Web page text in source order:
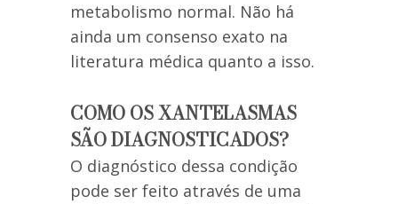
metabolismo normal. Não há
ainda um consenso exato na
literatura médica quanto a isso.
COMO OS XANTELASMAS
SÃO DIAGNOSTICADOS?
O diagnóstico dessa condição
pode ser feito através de uma